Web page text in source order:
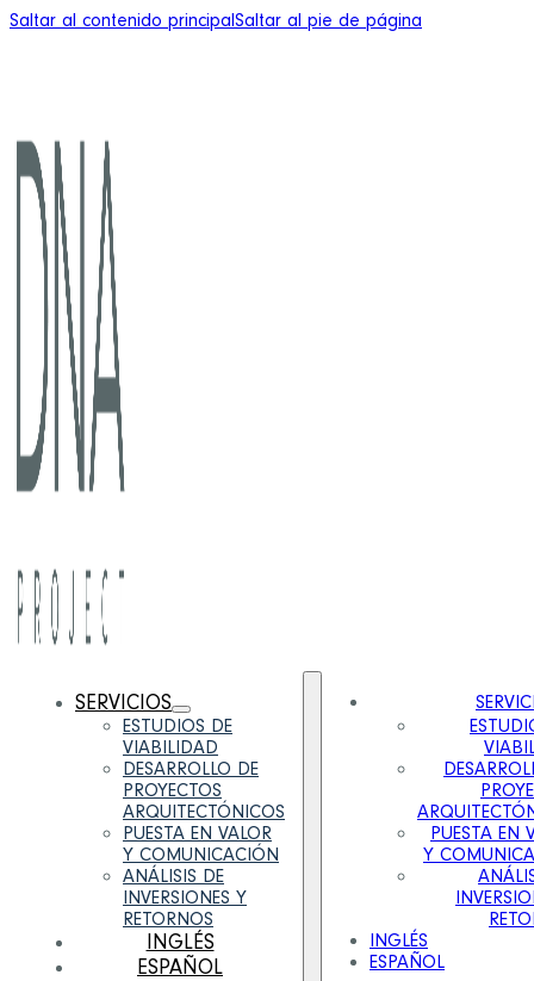
Saltar al contenido principalSaltar al pie de página
SERVICIOS
ESTUDIOS DE
VIABILIDAD
DESARROLLO DE
PROYECTOS
ARQUITECTÓNICOS
PUESTA EN VALOR
Y COMUNICACIÓN
ANÁLISIS DE
INVERSIONES Y
RETORNOS
INGLÉS
ESPAÑOL
PUESTA EN
Y
INGLÉS
ESPAÑOL